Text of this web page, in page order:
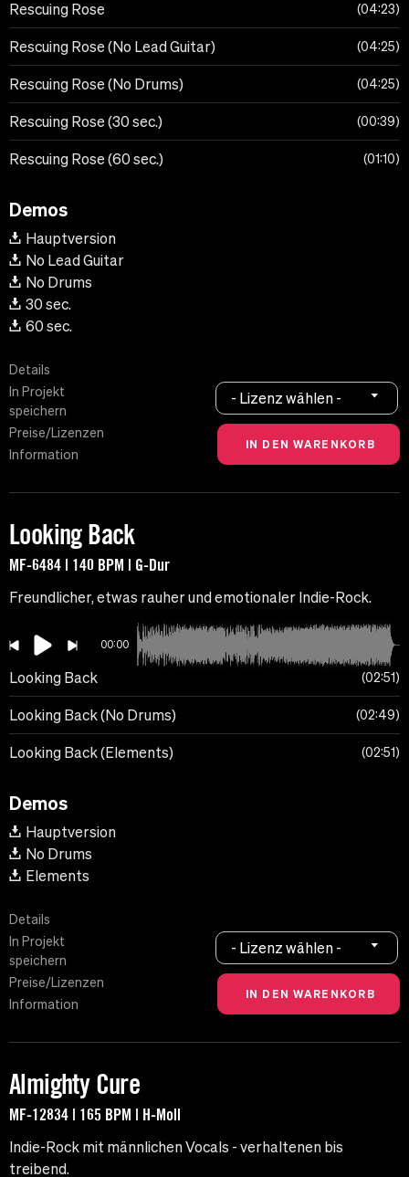
Rescuing Rose 04:23
Rescuing Rose (No Lead Guitar) 04:25
Rescuing Rose (No Drums) 04:25
Rescuing Rose (30 sec.) 00:39
Rescuing Rose (60 sec.) 01:10
Demos
Hauptversion
No Lead Guitar
No Drums
30 sec.
60 sec.
Details
In Projekt
speichern
Preise/Lizenzen
Information
- Lizenz wählen -
Looking Back
MF-6484 | 140 BPM | G-Dur
Freundlicher, etwas rauher und emotionaler Indie-Rock.
00:00
Looking Back 02:51
Looking Back (No Drums) 02:49
Looking Back (Elements) 02:51
Demos
Hauptversion
No Drums
Elements
Details
In Projekt
speichern
Preise/Lizenzen
Information
- Lizenz wählen -
Almighty Cure
MF-12834 | 165 BPM | H-Moll
Indie-Rock mit männlichen Vocals - verhaltenen bis
treibend.